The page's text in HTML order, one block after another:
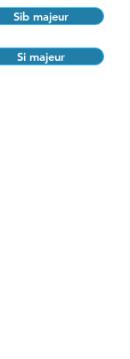
Sib majeur
Si majeur